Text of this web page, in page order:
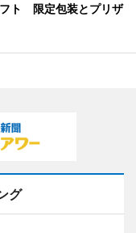
ト 限定包装とプリザ
グ